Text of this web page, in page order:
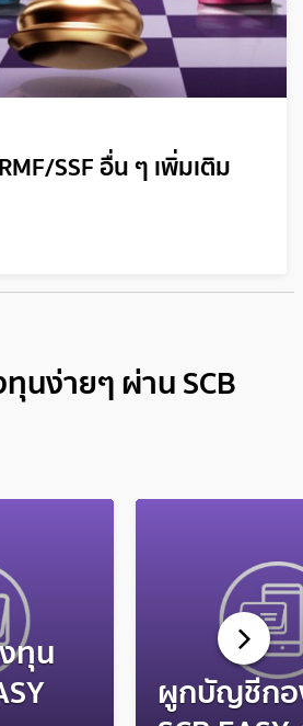
SSF อื่น ๆ เพิ่มเติม
นง่ายๆ ผ่าน SCB
ทุน
ผูกบัญชีก